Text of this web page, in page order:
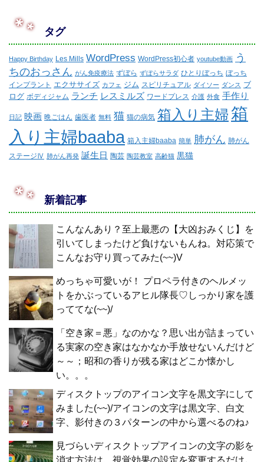
タグ
Happy Birthday Les Mills WordPress WordPress初心者 youtube動画 う
ちのおっさん がん免疫療法 ずぼら ずぼらサラダ ひとりぼっち ぼっち
インプラント エクササイズ カフェ ジム スピリチュアル ダイソー ダンス ブ
ログ ボディジャム ランチ レスミルズ ワードプレス 介護 外食 手作り
日記 映画 晩ごはん 歯医者 無料 猫 猫の病気 箱入り主婦箱
入り主婦baaba 箱入主婦baaba 簡単 肺がん 肺がん
ステージⅣ 肺がん再発 誕生日 陶芸 陶芸教室 高齢猫 黒猫
新着記事
こんなんあり？至上最悪の【大凶おみくじ】を
引いてしまったけど負けないもんね。対応策で
こんなお守り買ってみた(~~)V
めっちゃ可愛いが！ プロペラ付きのヘルメッ
トをかぶっているアヒル隊長♡しっかり家を護
っててな(~~)/
「空き家＝悪」なのかな？思い出が詰まってい
る実家の空き家はなかなか手放せないんだけど
～～；昭和の香りが残る家はどこか懐かし
い。。。
ディスクトップのアイコン文字を黒文字にして
みました(~~)/アイコンの文字は黒文字、白文
字、影付きの３パターンの中から選べるのね♪
見づらいディスクトップアイコンの文字の影を